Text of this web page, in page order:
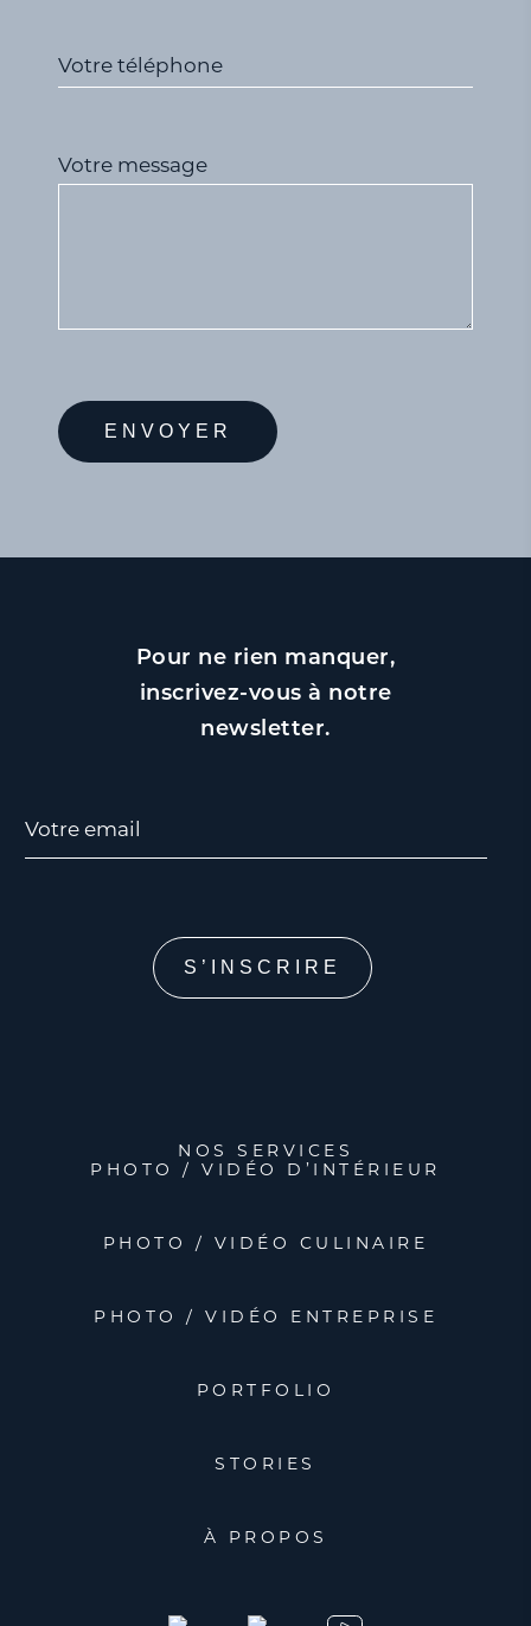
Votre téléphone
Votre message
Pour ne rien manquer,
inscrivez-vous à notre
newsletter.
Votre email
NOS SERVICES
PHOTO / VIDÉO D’INTÉRIEUR
PHOTO / VIDÉO CULINAIRE
PHOTO / VIDÉO ENTREPRISE
PORTFOLIO
STORIES
À PROPOS